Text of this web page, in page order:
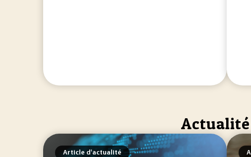
Actualité
Article d'actualité